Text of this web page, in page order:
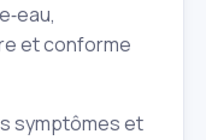
et conforme
symptômes et